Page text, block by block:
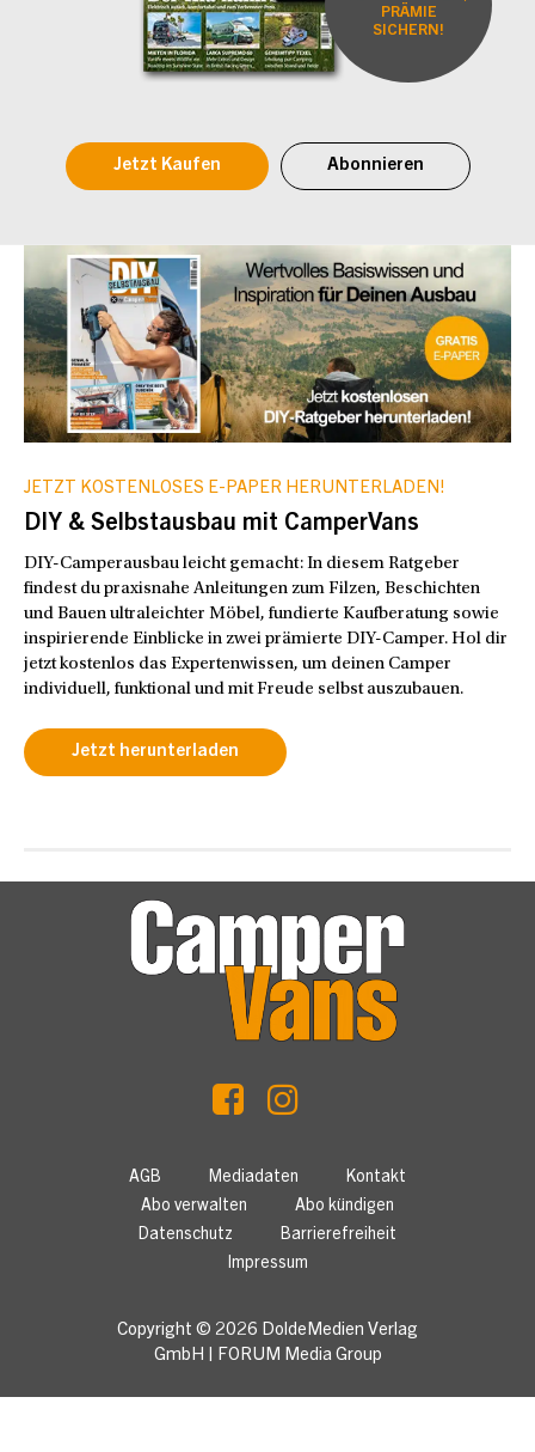
PRÄMIE
SICHERN!
Jetzt Kaufen Abonnieren
JETZT KOSTENLOSES E-PAPER HERUNTERLADEN!
DIY & Selbstausbau mit CamperVans
DIY-Camperausbau leicht gemacht: In diesem Ratgeber
findest du praxisnahe Anleitungen zum Filzen, Beschichten
und Bauen ultraleichter Möbel, fundierte Kaufberatung sowie
inspirierende Einblicke in zwei prämierte DIY-Camper. Hol dir
jetzt kostenlos das Expertenwissen, um deinen Camper
individuell, funktional und mit Freude selbst auszubauen.
Jetzt herunterladen
AGB Mediadaten
Kontakt
Abo verwalten
Abo kündigen
Datenschutz
Barrierefreiheit
Impressum
Copyright © 2026 DoldeMedien Verlag
GmbH
FORUM Media Group